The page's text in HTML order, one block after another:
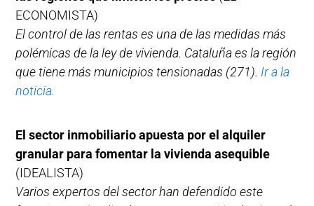
ECONOMISTA)
El control de las rentas es una de las medidas más
polémicas de la ley de vivienda. Cataluña es la región
que tiene más municipios tensionadas (271). Ir a la
noticia.
El sector inmobiliario apuesta por el alquiler
granular para fomentar la vivienda asequible
(IDEALISTA)
Varios expertos del sector han defendido este